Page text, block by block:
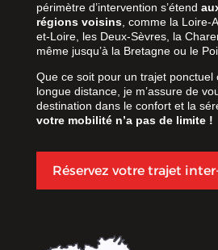
périmètre d’intervention s’étend
régions voisins, comme la Loire-
et-Loire, les Deux-Sèvres, la
même jusqu’à la Bretagne ou le
Que ce soit pour un trajet ponctuel
longue distance, je m’assure de
destination dans le confort et la
votre mobilité n’a pas de limite !
Réservez votre trajet